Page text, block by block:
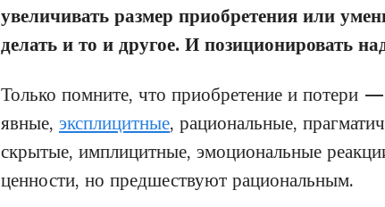
увеличивать размер приобретения или
делать и то и другое. И позиционировать
Только помните, что приобретение и потери —
явные, эксплицитные, рациональные,
скрытые, имплицитные, эмоциональные
ценности, но предшествуют рациональным.